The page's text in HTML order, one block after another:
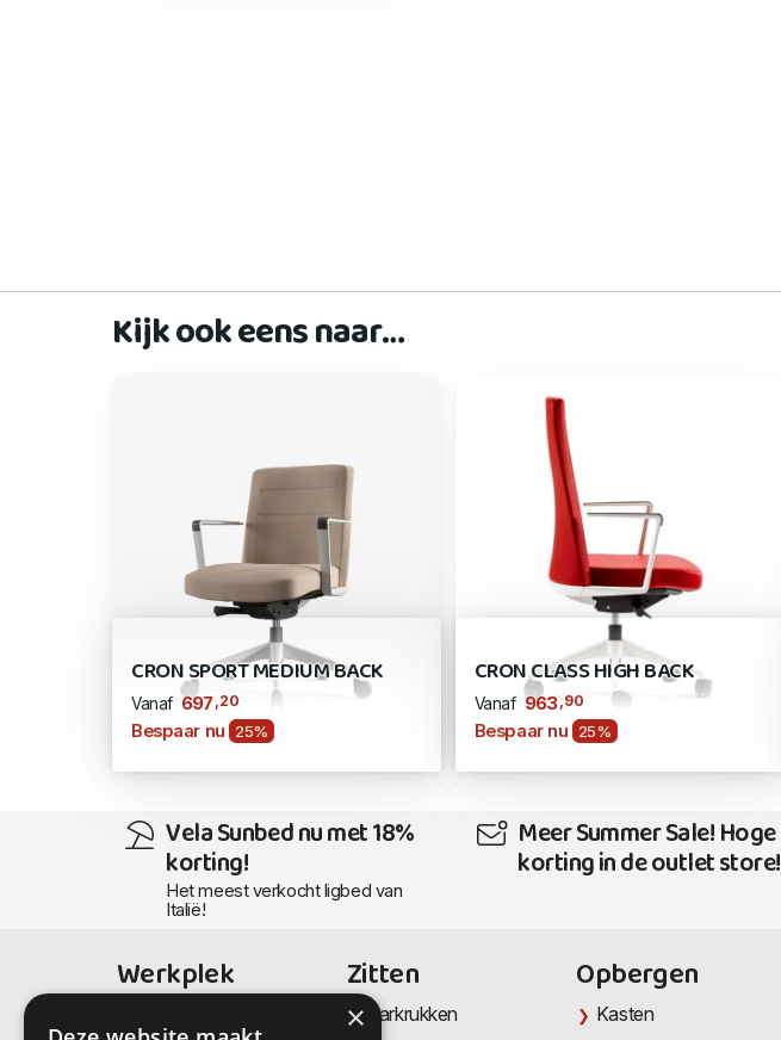
Kijk ook eens naar…
CRON SPORT MEDIUM BACK
Vanaf 697 ,20
Bespaar nu 25%
CRON CLASS HIGH BACK
Vanaf 963 ,90
Bespaar nu 25%
Vela Sunbed nu met 18%
korting!
Het meest verkocht ligbed van
Italië!
Meer Summer Sale! Hoge
korting in de outlet store!
Werkplek Zitten
Barkrukken
Opbergen
Kasten
×